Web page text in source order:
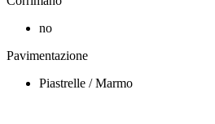
no
Pavimentazione
Piastrelle / Marmo